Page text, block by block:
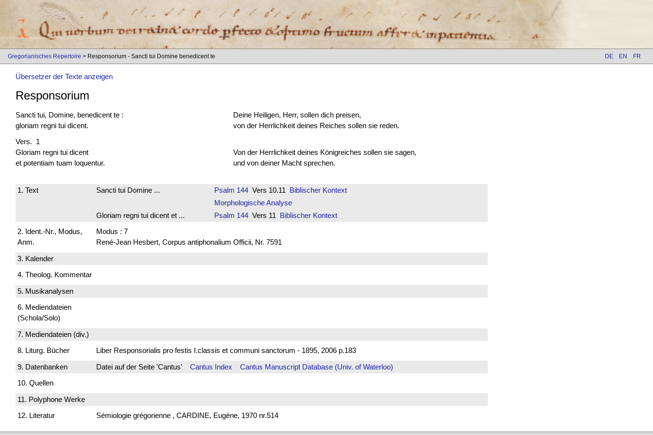
Gregorianisches Repertoire > Responsorium - Sancti tui Domine benedicent te DE EN FR
Übersetzer der Texte anzeigen
Responsorium
Sancti tui, Domine, benedicent te :
gloriam regni tui dicent.
Deine Heiligen, Herr, sollen dich preisen,
von der Herrlichkeit deines Reiches sollen sie reden.
Vers. 1
Gloriam regni tui dicent
et potentiam tuam loquentur.
Von der Herrlichkeit deines Königreiches sollen sie sagen,
und von deiner Macht sprechen.
1. Text Sancti tui Domine ... Psalm 144Vers 10.11 Biblischer Kontext
Morphologische Analyse
Gloriam regni tui dicent et ...
Psalm 144Vers 11 Biblischer Kontext
2. Ident.-Nr., Modus,
Anm.
Modus : 7
René-Jean Hesbert, Corpus antiphonalium Officii, Nr. 7591
3. Kalender
4. Theolog. Kommentar
5. Musikanalysen
6. Mediendateien
(Schola/Solo)
7. Mediendateien (div.)
8. Liturg. Bücher
Liber Responsorialis pro festis I.classis et communi sanctorum - 1895, 2006 p.183
9. Datenbanken
Datei auf der Seite 'Cantus' Cantus Index
Cantus Manuscript Database (Univ. of Waterloo)
10. Quellen
11. Polyphone Werke
12. Literatur
Sémiologie grégorienne , CARDINE, Eugène, 1970 nr.514